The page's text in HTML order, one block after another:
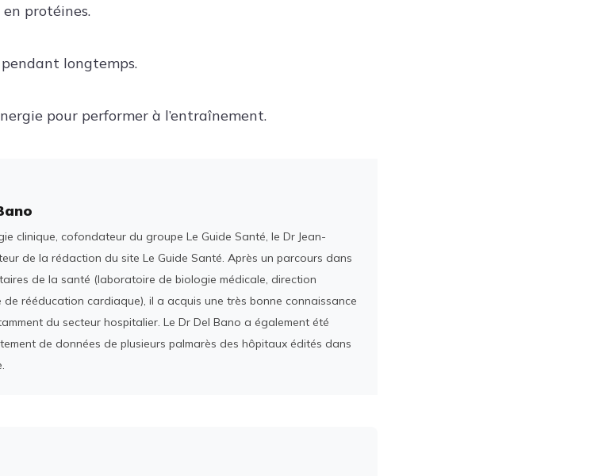
protéines.
longtemps.
pour performer à l’entraînement.
clinique, cofondateur du groupe Le Guide Santé, le Dr Jean-
de la rédaction du site Le Guide Santé. Après un parcours dans
de la santé (laboratoire de biologie médicale, direction
de rééducation cardiaque), il a acquis une très bonne connaissance
du secteur hospitalier. Le Dr Del Bano a également été
de données de plusieurs palmarès des hôpitaux édités dans